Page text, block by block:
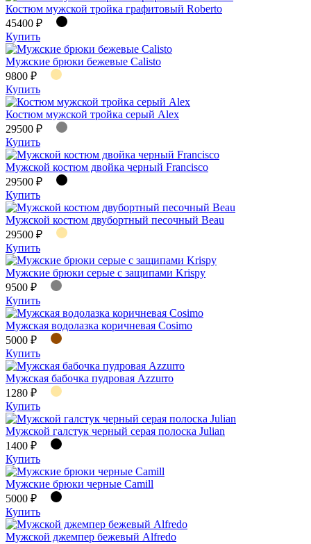
Костюм мужской тройка графитовый Roberto
45400 ₽
Купить
Мужские брюки бежевые Calisto
9800 ₽
Купить
Костюм мужской тройка серый Alex
29500 ₽
Купить
Мужской костюм двойка черный Francisco
29500 ₽
Купить
Мужской костюм двубортный песочный Beau
29500 ₽
Купить
Мужские брюки серые с защипами Krispy
9500 ₽
Купить
Мужская водолазка коричневая Cosimo
5000 ₽
Купить
Мужская бабочка пудровая Azzurro
1280 ₽
Купить
Мужской галстук черный серая полоска Julian
1400 ₽
Купить
Мужские брюки черные Camill
5000 ₽
Купить
Мужской джемпер бежевый Alfredo